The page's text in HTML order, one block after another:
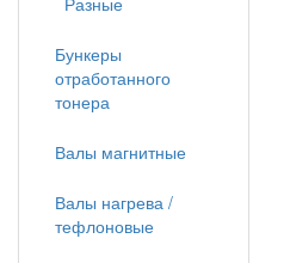
Бункеры
отработанного
тонера
Валы магнитные
Валы нагрева /
тефлоновые